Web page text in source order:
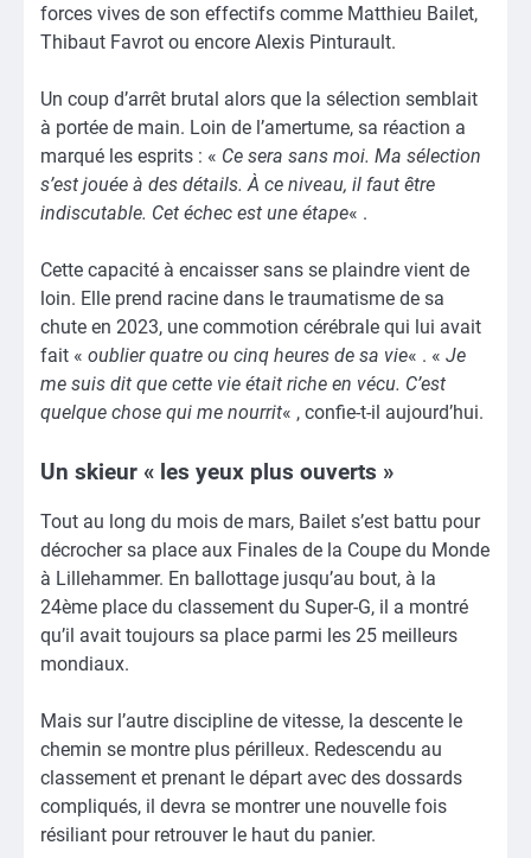
forces vives de son effectifs comme Matthieu Bailet,
Thibaut Favrot ou encore Alexis Pinturault.
Un coup d’arrêt brutal alors que la sélection semblait
à portée de main. Loin de l’amertume, sa réaction a
marqué les esprits : « Ce sera sans moi. Ma sélection
s’est jouée à des détails. À ce niveau, il faut être
indiscutable. Cet échec est une étape« .
Cette capacité à encaisser sans se plaindre vient de
loin. Elle prend racine dans le traumatisme de sa
chute en 2023, une commotion cérébrale qui lui avait
fait « oublier quatre ou cinq heures de sa vie« . « Je
me suis dit que cette vie était riche en vécu. C’est
quelque chose qui me nourrit« , confie-t-il aujourd’hui.
Un skieur « les yeux plus ouverts »
Tout au long du mois de mars, Bailet s’est battu pour
décrocher sa place aux Finales de la Coupe du Monde
à Lillehammer. En ballottage jusqu’au bout, à la
24ème place du classement du Super-G, il a montré
qu’il avait toujours sa place parmi les 25 meilleurs
mondiaux.
Mais sur l’autre discipline de vitesse, la descente le
chemin se montre plus périlleux. Redescendu au
classement et prenant le départ avec des dossards
compliqués, il devra se montrer une nouvelle fois
résiliant pour retrouver le haut du panier.